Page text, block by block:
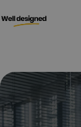
do
treści